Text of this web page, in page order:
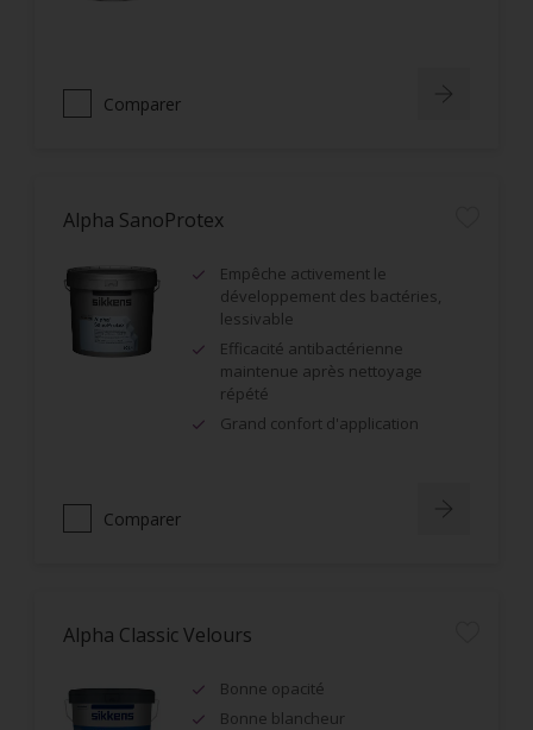
Comparer
Alpha SanoProtex
Empêche activement le
développement des bactéries,
lessivable
Efficacité antibactérienne
maintenue après nettoyage
répété
Grand confort d'application
Comparer
Alpha Classic Velours
Bonne opacité
Bonne blancheur